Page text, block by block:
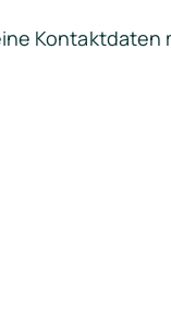
Öffne die
Kontaktdaten